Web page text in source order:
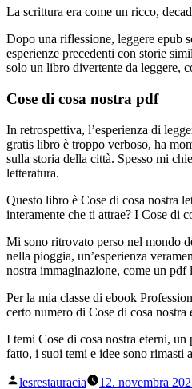
La scrittura era come un ricco,
Dopo una riflessione, leggere epub
esperienze precedenti con storie
solo un libro divertente da leggere,
Cose di cosa nostra pdf
In retrospettiva, l’esperienza di
gratis libro è troppo verboso, ha
sulla storia della città. Spesso mi
letteratura.
Questo libro è Cose di cosa nostra
interamente che ti attrae? I Cose di
Mi sono ritrovato perso nel mondo
nella pioggia, un’esperienza
nostra immaginazione, come un
Per la mia classe di ebook
certo numero di Cose di cosa
I temi Cose di cosa nostra eterni,
fatto, i suoi temi e idee sono rimasti
Posted
lesrestauracia 12. novembra